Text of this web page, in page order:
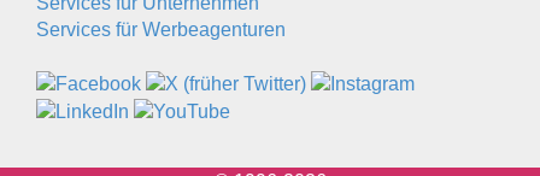
Services für Werbeagenturen